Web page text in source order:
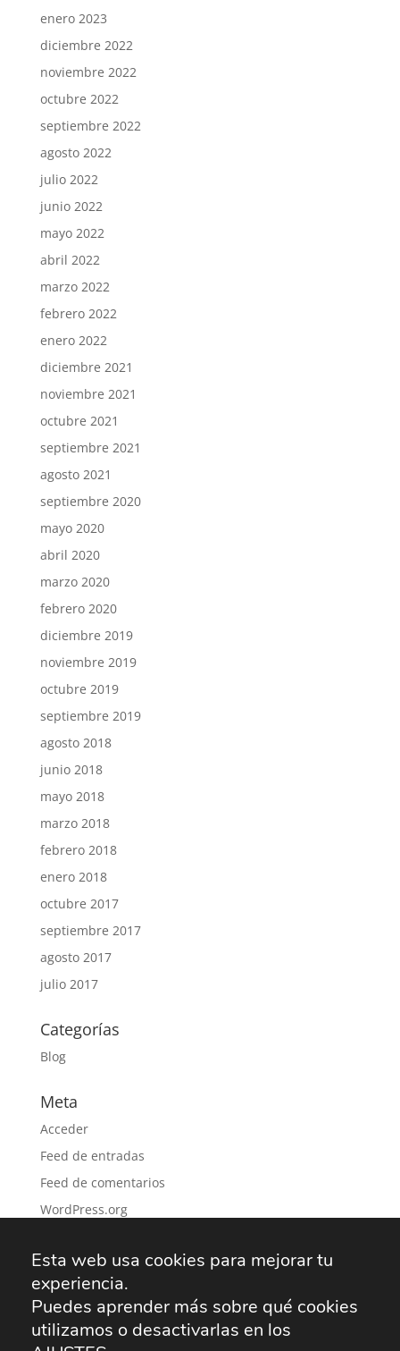
enero 2023
diciembre 2022
noviembre 2022
octubre 2022
septiembre 2022
agosto 2022
julio 2022
junio 2022
mayo 2022
abril 2022
marzo 2022
febrero 2022
enero 2022
diciembre 2021
noviembre 2021
octubre 2021
septiembre 2021
agosto 2021
septiembre 2020
mayo 2020
abril 2020
marzo 2020
febrero 2020
diciembre 2019
noviembre 2019
octubre 2019
septiembre 2019
agosto 2018
junio 2018
mayo 2018
marzo 2018
febrero 2018
enero 2018
octubre 2017
septiembre 2017
agosto 2017
julio 2017
Categorías
Blog
Meta
Acceder
Feed de entradas
Feed de comentarios
WordPress.org
Solicitud recogida SAT
Aviso Legal
Política de privacidad
Política de cookies
Esta web usa cookies para mejorar tu
experiencia.
Puedes aprender más sobre qué cookies
utilizamos o desactivarlas en los